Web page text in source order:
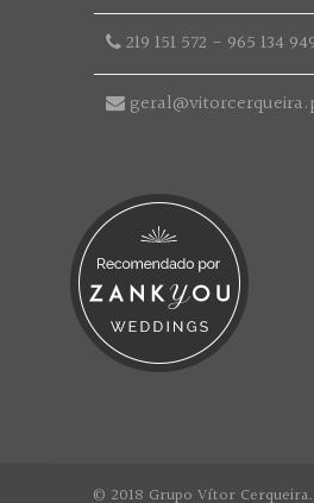
219 151 572 - 965 134
© 2018 Grupo Vítor